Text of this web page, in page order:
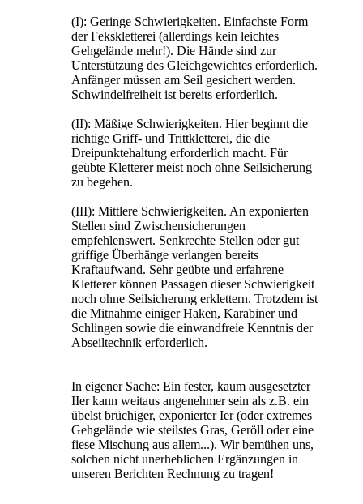
(I): Geringe Schwierigkeiten. Einfachste Form
der Fekskletterei (allerdings kein leichtes
Gehgelände mehr!). Die Hände sind zur
Unterstützung des Gleichgewichtes erforderlich.
Anfänger müssen am Seil gesichert werden.
Schwindelfreiheit ist bereits erforderlich.
(II): Mäßige Schwierigkeiten. Hier beginnt die
richtige Griff- und Trittkletterei, die die
Dreipunktehaltung erforderlich macht. Für
geübte Kletterer meist noch ohne Seilsicherung
zu begehen.
(III): Mittlere Schwierigkeiten. An exponierten
Stellen sind Zwischensicherungen
empfehlenswert. Senkrechte Stellen oder gut
griffige Überhänge verlangen bereits
Kraftaufwand. Sehr geübte und erfahrene
Kletterer können Passagen dieser Schwierigkeit
noch ohne Seilsicherung erklettern. Trotzdem ist
die Mitnahme einiger Haken, Karabiner und
Schlingen sowie die einwandfreie Kenntnis der
Abseiltechnik erforderlich.
In eigener Sache: Ein fester, kaum ausgesetzter
IIer kann weitaus angenehmer sein als z.B. ein
übelst brüchiger, exponierter Ier (oder extremes
Gehgelände wie steilstes Gras, Geröll oder eine
fiese Mischung aus allem...). Wir bemühen uns,
solchen nicht unerheblichen Ergänzungen in
unseren Berichten Rechnung zu tragen!